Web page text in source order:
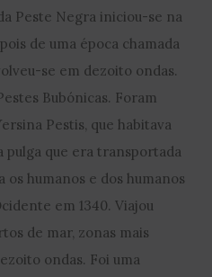
Peste Negra iniciou-se na
de uma época chamada
se em dezoito ondas.
Bubónicas. Foram
Pestis, que habitava
pulga que era transportada
humanos e dos humanos
em 1340. Viajou
de mar, zonas mais
ondas. Foi uma